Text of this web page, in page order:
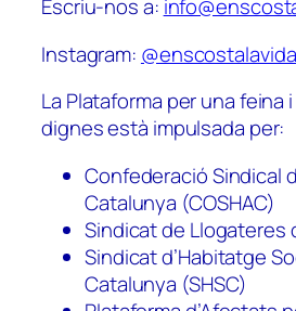
Escriu-nos a:
Instagram: @enscostalavida
La Plataforma per una feina
dignes està impulsada per:
Confederació Sindical
Catalunya (COSHAC)
Sindicat de Llogateres
Sindicat d’Habitatge
Catalunya (SHSC)